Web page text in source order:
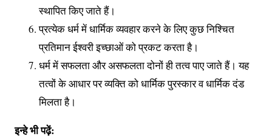
स्थापित किए जाते हैं।
प्रत्येक धर्म में धार्मिक व्यवहार करने के लिए कुछ निश्चित
प्रतिमान ईश्वरी इच्छाओं को प्रकट करता है।
धर्म में सफलता और असफलता दोनों ही तत्व पाए जाते हैं। यह
तत्वों के आधार पर व्यक्ति को धार्मिक पुरस्कार व धार्मिक दंड
मिलता है।
इन्हे भी पढ़ें: